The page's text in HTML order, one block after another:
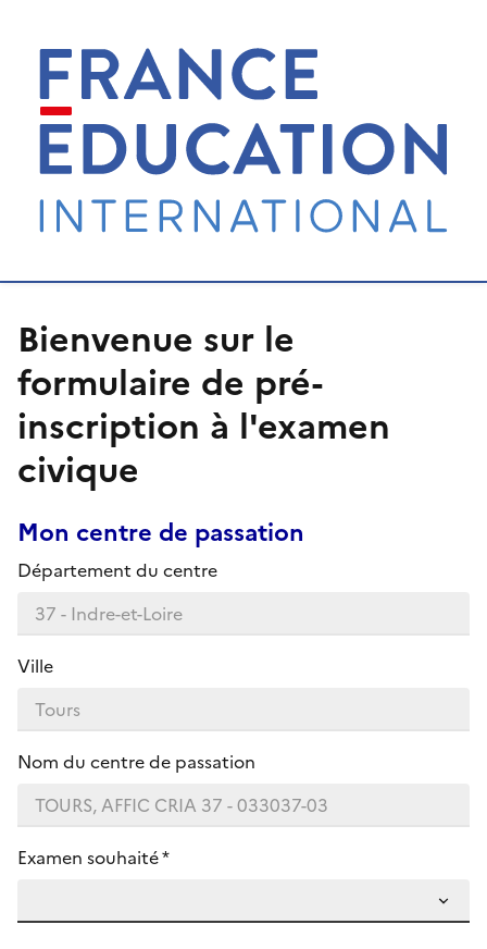
Bienvenue sur le
formulaire de pré-
inscription à l'examen
civique
Mon centre de passation
Département du centre
Ville
Nom du centre de passation
Examen souhaité *